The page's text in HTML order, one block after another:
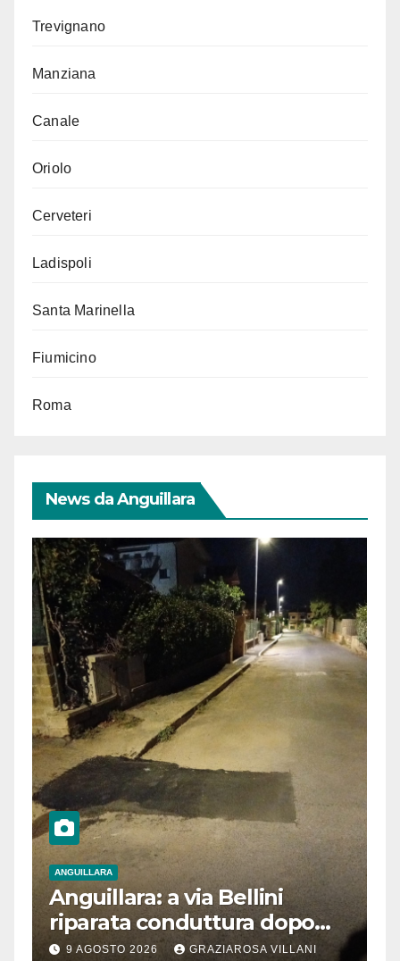
Trevignano
Manziana
Canale
Oriolo
Cerveteri
Ladispoli
Santa Marinella
Fiumicino
Roma
News da Anguillara
ANGUILLARA
Anguillara: a via Bellini
riparata conduttura dopo
segnalazione IdD
9 AGOSTO 2026 GRAZIAROSA VILLANI